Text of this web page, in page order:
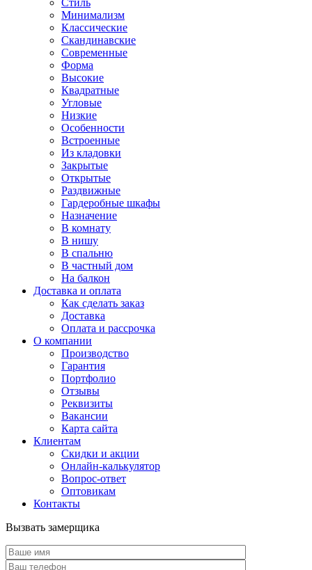
Стиль
Минимализм
Классические
Скандинавские
Современные
Форма
Высокие
Квадратные
Угловые
Низкие
Особенности
Встроенные
Из кладовки
Закрытые
Открытые
Раздвижные
Гардеробные шкафы
Назначение
В комнату
В нишу
В спальню
В частный дом
На балкон
Доставка и оплата
Как сделать заказ
Доставка
Оплата и рассрочка
О компании
Производство
Гарантия
Портфолио
Отзывы
Реквизиты
Вакансии
Карта сайта
Клиентам
Скидки и акции
Онлайн-калькулятор
Вопрос-ответ
Оптовикам
Контакты
Вызвать замерщика